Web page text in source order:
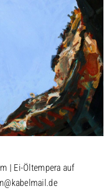
| Ei-Öltempera auf